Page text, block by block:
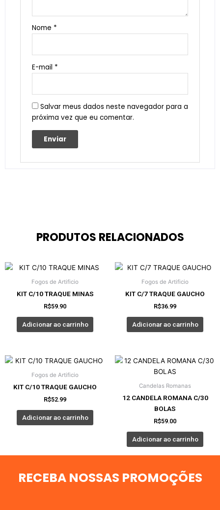
Nome *
E-mail *
Salvar meus dados neste navegador para a
próxima vez que eu comentar.
PRODUTOS RELACIONADOS
Fogos de Artificio
KIT C/10 TRAQUE MINAS
R$59.90
Adicionar ao carrinho
Fogos de Artificio
KIT C/7 TRAQUE GAUCHO
R$36.99
Adicionar ao carrinho
Fogos de Artificio
KIT C/10 TRAQUE GAUCHO
R$52.99
Adicionar ao carrinho
Candelas Romanas
12 CANDELA ROMANA C/30
BOLAS
R$59.00
Adicionar ao carrinho
RECEBA NOSSAS PROMOÇÕES